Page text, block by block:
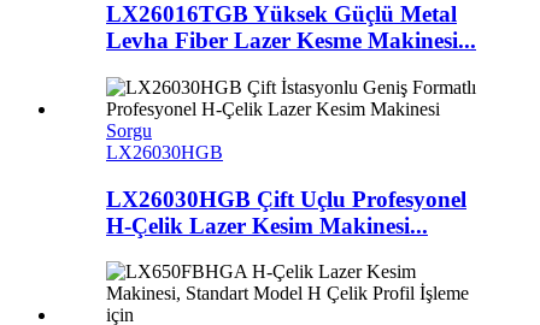
LX26016TGB Yüksek Güçlü Metal
Levha Fiber Lazer Kesme Makinesi...
Sorgu
LX26030HGB
LX26030HGB Çift Uçlu Profesyonel
H-Çelik Lazer Kesim Makinesi...